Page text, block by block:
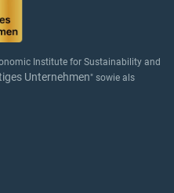
Institute for Sustainability and
Unternehmen" sowie als